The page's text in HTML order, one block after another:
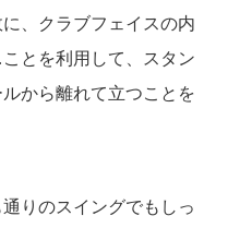
、クラブフェイスの内
とを利用して、スタン
から離れて立つことを
りのスイングでもしっ